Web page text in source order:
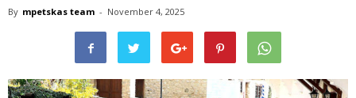
By mpetskas team - November 4, 2025